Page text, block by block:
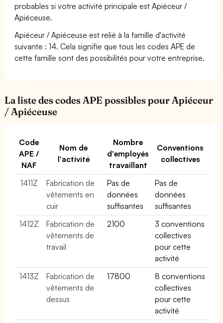
probables si votre activité principale est Apiéceur /
Apiéceuse.
Apiéceur / Apiéceuse est relié à la famille d'activité
suivante : 14. Cela signifie que tous les codes APE de
cette famille sont des possibilités pour votre entreprise.
La liste des codes APE possibles pour Apiéceur
/ Apiéceuse
Code
APE /
NAF
Nom de
l'activité
Nombre
d'employés
travaillant
Conventions
collectives
1411Z
Fabrication de
vêtements en
cuir
Pas de
données
suffisantes
Pas de
données
suffisantes
1412Z
Fabrication de
vêtements de
travail
2100
3 conventions
collectives
pour cette
activité
1413Z
Fabrication de
vêtements de
dessus
17800
8 conventions
collectives
pour cette
activité